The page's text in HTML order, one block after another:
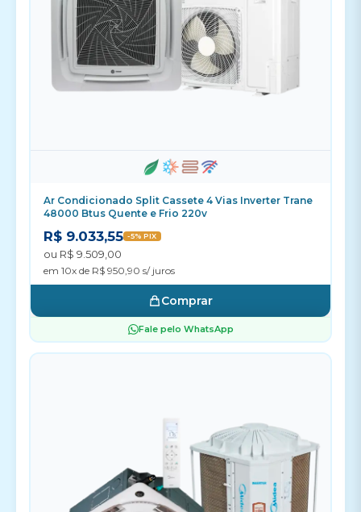
Ar Condicionado Split Cassete 4 Vias Inverter Trane
48000 Btus Quente e Frio 220v
R$ 9.033,55 -5% PIX
ou R$ 9.509,00
em 10x de R$ 950,90 s/ juros
Comprar
Fale pelo WhatsApp